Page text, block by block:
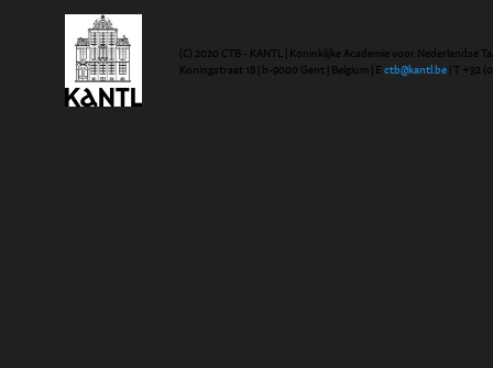
(C) 2020 CTB - KANTL | Koninklijke Academie voor Nederlandse
Koningstraat 18 | b-9000 Gent | Belgium | E ctb@kantl.be | T +32